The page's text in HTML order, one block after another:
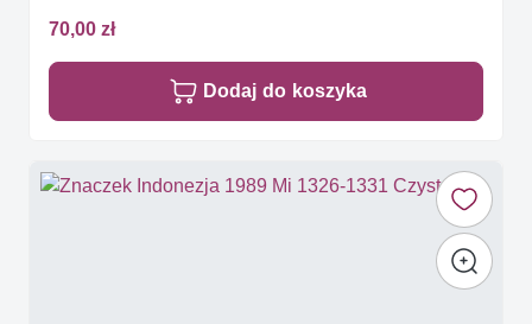
70,00 zł
Dodaj do koszyka